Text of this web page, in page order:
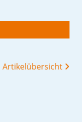
Artikelübersicht